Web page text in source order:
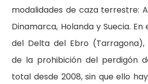
modalidades de caza terrestre:
Dinamarca, Holanda y Suecia.
del Delta del Ebro
de la prohibición del perdigón
total desde 2008, sin que ello